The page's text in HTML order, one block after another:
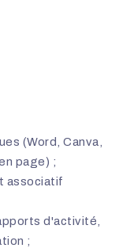
(Word, Canva,
page) ;
associatif
d'activité,
;